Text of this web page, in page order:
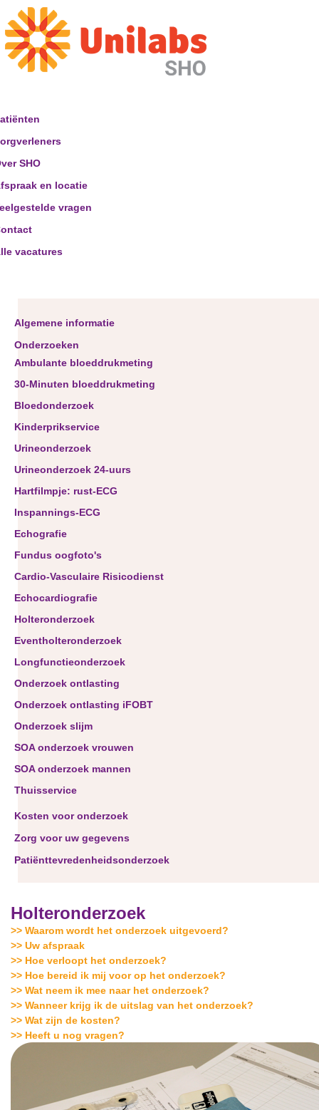
SHO
en locatie
vragen
vacatures
Algemene informatie
Onderzoeken
Ambulante bloeddrukmeting
30-Minuten bloeddrukmeting
Bloedonderzoek
Kinderprikservice
Urineonderzoek
Urineonderzoek 24-uurs
Hartfilmpje: rust-ECG
Inspannings-ECG
Echografie
Fundus oogfoto's
Cardio-Vasculaire Risicodienst
Echocardiografie
Holteronderzoek
Eventholteronderzoek
Longfunctieonderzoek
Onderzoek ontlasting
Onderzoek ontlasting iFOBT
Onderzoek slijm
SOA onderzoek vrouwen
SOA onderzoek mannen
Thuisservice
Kosten voor onderzoek
Zorg voor uw gegevens
Patiënttevredenheidsonderzoek
Holteronderzoek
>> Waarom wordt het onderzoek uitgevoerd?
>> Uw afspraak
>> Hoe verloopt het onderzoek?
>> Hoe bereid ik mij voor op het onderzoek?
>> Wat neem ik mee naar het onderzoek?
>> Wanneer krijg ik de uitslag van het onderzoek?
>> Wat zijn de kosten?
>> Heeft u nog vragen?